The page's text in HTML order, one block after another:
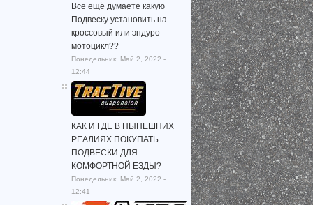
Все ещё думаете какую
Подвеску установить на
кроссовый или эндуро
мотоцикл??
Понедельник, Май 2, 2022 -
12:44
КАК И ГДЕ В НЫНЕШНИХ
РЕАЛИЯХ ПОКУПАТЬ
ПОДВЕСКИ ДЛЯ
КОМФОРТНОЙ ЕЗДЫ?
Понедельник, Май 2, 2022 -
12:41